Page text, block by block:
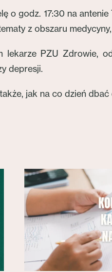
o godz. 17:30 na
z obszaru
PZU Zdrowie,
depresji.
jak na co dzień